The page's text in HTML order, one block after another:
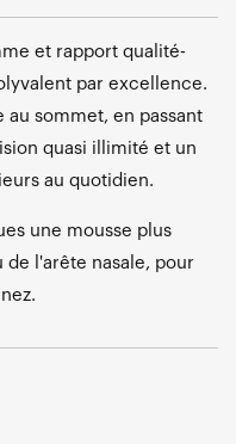
et rapport qualité-
par excellence.
au sommet, en passant
quasi illimité et un
au quotidien.
une mousse plus
de l'arête nasale, pour